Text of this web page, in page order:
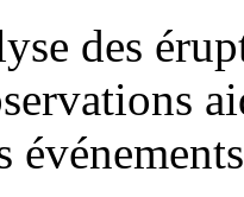
des